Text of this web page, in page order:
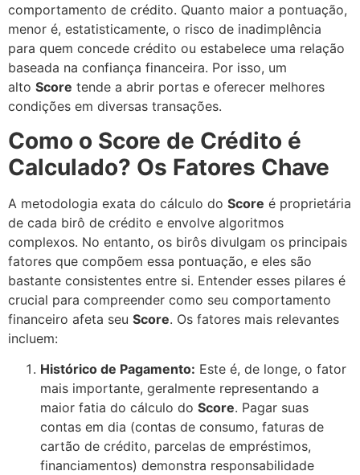
comportamento de crédito. Quanto maior a pontuação,
menor é, estatisticamente, o risco de inadimplência
para quem concede crédito ou estabelece uma relação
baseada na confiança financeira. Por isso, um
alto Score tende a abrir portas e oferecer melhores
condições em diversas transações.
Como o Score de Crédito é
Calculado? Os Fatores Chave
A metodologia exata do cálculo do Score é proprietária
de cada birô de crédito e envolve algoritmos
complexos. No entanto, os birôs divulgam os principais
fatores que compõem essa pontuação, e eles são
bastante consistentes entre si. Entender esses pilares é
crucial para compreender como seu comportamento
financeiro afeta seu Score. Os fatores mais relevantes
incluem:
Histórico de Pagamento: Este é, de longe, o fator
mais importante, geralmente representando a
maior fatia do cálculo do Score. Pagar suas
contas em dia (contas de consumo, faturas de
cartão de crédito, parcelas de empréstimos,
financiamentos) demonstra responsabilidade